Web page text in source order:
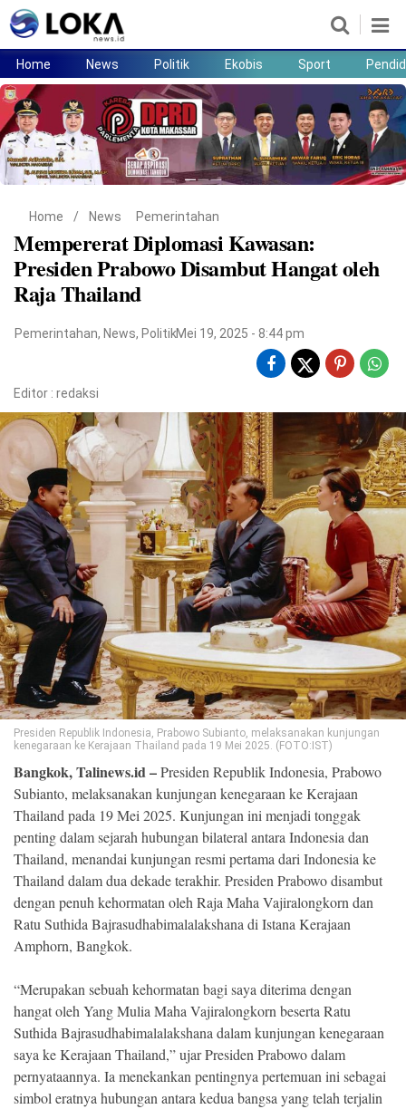
Home News
Ekobis
Sport Pendidikan
Lifestyle
Copyright
2026
Loka
News
-
All
right
reserved
Home News Politik Ekobis Sport
Home / News Pemerintahan
Mempererat Diplomasi Kawasan:
Presiden Prabowo Disambut Hangat oleh
Raja Thailand
Pemerintahan, News, PolitikMei 19, 2025 - 8:44 pm
Editor : redaksi
Presiden Republik Indonesia, Prabowo Subianto, melaksanakan kunjungan
kenegaraan ke Kerajaan Thailand pada 19 Mei 2025. (FOTO:IST)
Bangkok, Talinews.id –Presiden Republik Indonesia, Prabowo
Subianto, melaksanakan kunjungan kenegaraan ke Kerajaan
Thailand pada 19 Mei 2025. Kunjungan ini menjadi tonggak
penting dalam sejarah hubungan bilateral antara Indonesia dan
Thailand, menandai kunjungan resmi pertama dari Indonesia ke
Thailand dalam dua dekade terakhir. Presiden Prabowo disambut
dengan penuh kehormatan oleh Raja Maha Vajiralongkorn dan
Ratu Suthida Bajrasudhabimalalakshana di Istana Kerajaan
Amphorn, Bangkok.
“Merupakan sebuah kehormatan bagi saya diterima dengan
hangat oleh Yang Mulia Maha Vajiralongkorn beserta Ratu
Suthida Bajrasudhabimalalakshana dalam kunjungan kenegaraan
saya ke Kerajaan Thailand,” ujar Presiden Prabowo dalam
pernyataannya. Ia menekankan pentingnya pertemuan ini sebagai
simbol eratnya hubungan antara kedua bangsa yang telah terjalin